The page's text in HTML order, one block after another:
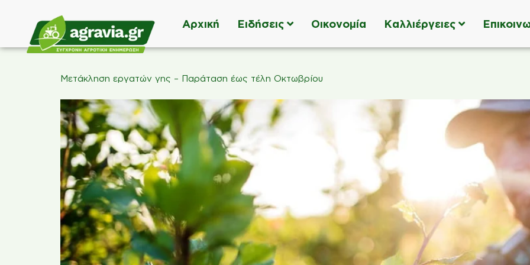
Αρχική Ειδήσεις Οικονομία Καλλιέργειες
Μετάκληση εργατών γης – Παράταση έως τέλη Οκτωβρίου